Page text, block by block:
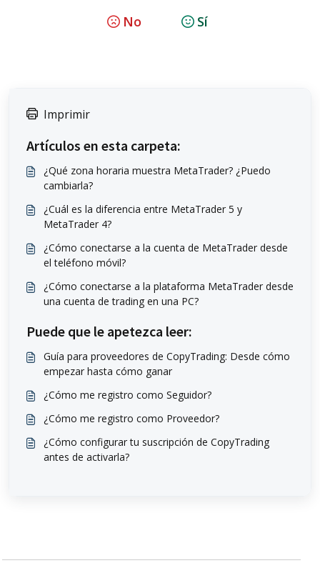
No Sí
Imprimir
Artículos en esta carpeta:
¿Qué zona horaria muestra MetaTrader? ¿Puedo
cambiarla?
¿Cuál es la diferencia entre MetaTrader 5 y
MetaTrader 4?
¿Cómo conectarse a la cuenta de MetaTrader desde
el teléfono móvil?
¿Cómo conectarse a la plataforma MetaTrader desde
una cuenta de trading en una PC?
Puede que le apetezca leer:
Guía para proveedores de CopyTrading: Desde cómo
empezar hasta cómo ganar
¿Cómo me registro como Seguidor?
¿Cómo me registro como Proveedor?
¿Cómo configurar tu suscripción de CopyTrading
antes de activarla?